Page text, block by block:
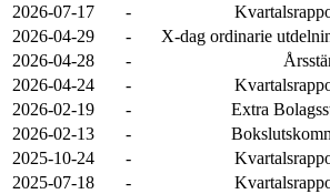
2026-07-17
-
2026-04-29
-
X-dag ordinarie
2026-04-28
-
2026-04-24
-
2026-02-19
-
Extra
2026-02-13
-
2025-10-24
-
2025-07-18
-